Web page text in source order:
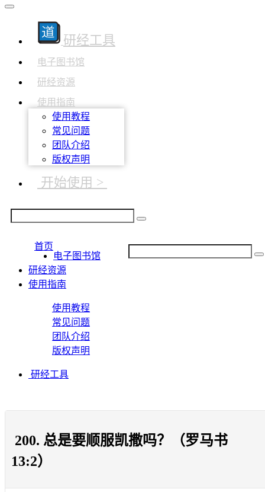
研经工具
电子图书馆
研经资源
使用指南
使用教程
常见问题
团队介绍
版权声明
开始使用 >
首页
电子图书馆
研经资源
使用指南
使用教程
常见问题
团队介绍
版权声明
研经工具
200. 总是要顺服凯撒吗？（罗马书
13:2）